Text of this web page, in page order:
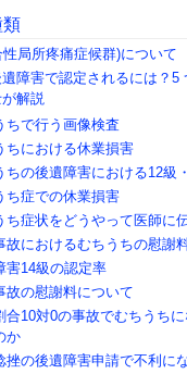
局所疼痛症候群)について
障害で認定されるには？5
解説
ちで行う画像検査
ちにおける休業損害
ちの後遺障害における12級
ち症での休業損害
ち症状をどうやって医師に
故におけるむちうちの慰謝
害14級の認定率
故の慰謝料について
合10対0の事故でむちうち
か
挫の後遺障害申請で不利に